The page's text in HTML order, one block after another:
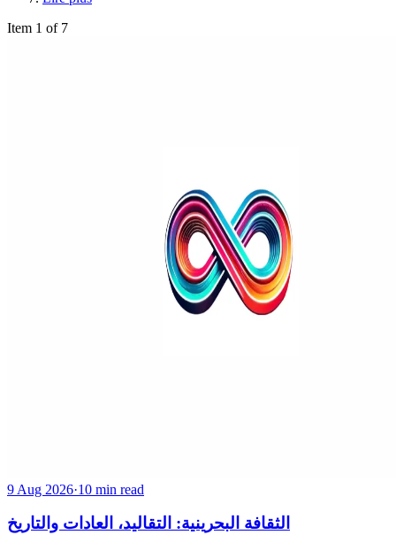
Item 1 of 7
9 Aug 2026·10 min read
الثقافة البحرينية: التقاليد، العادات والتاريخ